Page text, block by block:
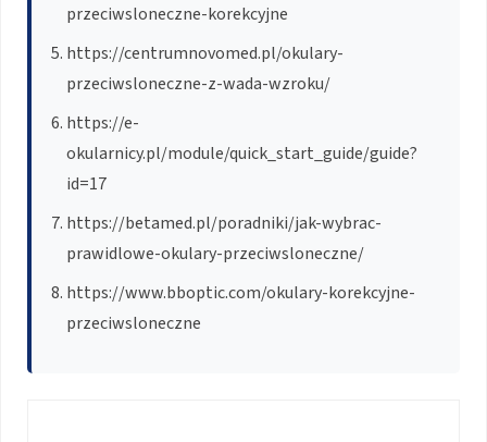
przeciwsloneczne-korekcyjne
https://centrumnovomed.pl/okulary-
przeciwsloneczne-z-wada-wzroku/
https://e-
okularnicy.pl/module/quick_start_guide/guide?
id=17
https://betamed.pl/poradniki/jak-wybrac-
prawidlowe-okulary-przeciwsloneczne/
https://www.bboptic.com/okulary-korekcyjne-
przeciwsloneczne